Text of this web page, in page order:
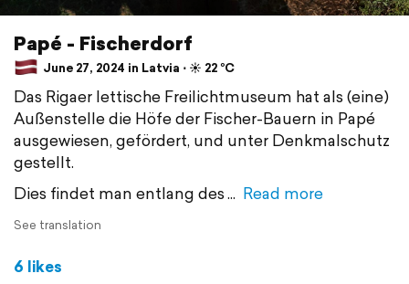
Papé - Fischerdorf
June 27, 2024 in Latvia ⋅ ☀️ 22 °C
Das Rigaer lettische Freilichtmuseum hat als (eine)
Außenstelle die Höfe der Fischer-Bauern in Papé
ausgewiesen, gefördert, und unter Denkmalschutz
gestellt.
Dies findet man entlang des
Read more
See translation
6 likes